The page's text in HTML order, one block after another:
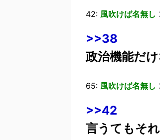
42: 風吹けば名無し
>>38
政治機能だ
65: 風吹けば名無し
>>42
言うてもそ